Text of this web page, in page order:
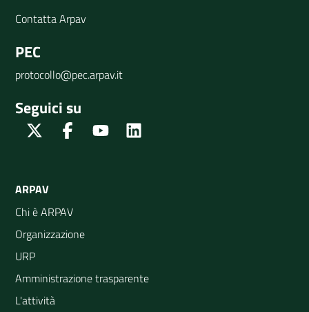
Contatta Arpav
PEC
protocollo@pec.arpav.it
Seguici su
Twitter FacebookYoutube
ARPAV
Chi è ARPAV
Organizzazione
URP
Amministrazione trasparente
L'attività